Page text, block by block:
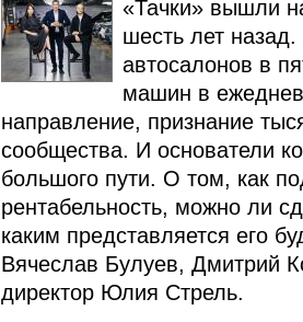
«Тачки» вышли
шесть лет
автосалонов в
машин в
направление, признание
сообщества. И основатели
большого пути. О том, как
рентабельность, можно ли
каким представляется его
Вячеслав Булуев, Дмитрий
директор Юлия Стрель.